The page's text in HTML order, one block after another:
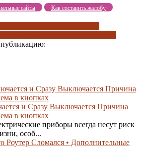
сайты Как составить жалобу
и Сразу Выключается Причина
в кнопках
приборы всегда несут риск
особ...